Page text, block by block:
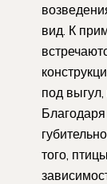
вид. К
под выгул,
того,